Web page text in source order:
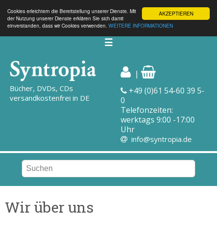
AKZEPTIEREN
Cookies erleichtern die Bereitstellung unserer Dienste. Mit
der Nutzung unserer Dienste erklären Sie sich damit
einverstanden, dass wir Cookies verwenden. WEITERE INFORMATIONEN
☰
Bücher, DVDs, CDs
versandkostenfrei in DE
|
+49 (0)61 54-60 39 5-
0
Telefonzeiten:
werktags 9:00 -17:00
Uhr
info@syntropia.de
Wir über uns